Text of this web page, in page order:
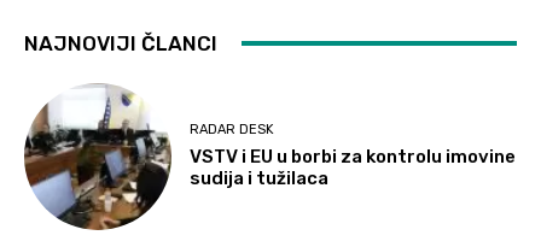
NAJNOVIJI ČLANCI
RADAR DESK
VSTV i EU u borbi za kontrolu imovine
sudija i tužilaca